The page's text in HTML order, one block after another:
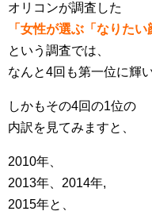
オリコンが調査した
「女性が選ぶ「なりたい
という調査では、
なんと4回も第一位に輝
しかもその4回の1位の
内訳を見てみますと、
2010年、
2013年、2014年,
2015年と、